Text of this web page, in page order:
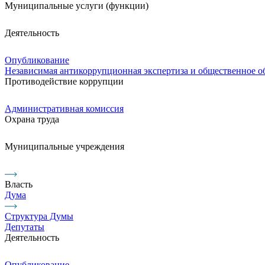
Муниципальные услуги (функции)
Деятельность
Опубликование
Независимая антикоррупционная экспертиза и общественное
Противодействие коррупции
Административная комиссия
Охрана труда
Муниципальные учреждения
Власть
Дума
Структура Думы
Депутаты
Деятельность